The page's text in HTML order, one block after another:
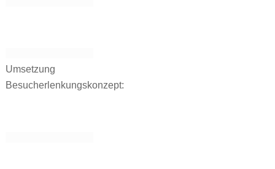
Umsetzung
Besucherlenkungskonzept: